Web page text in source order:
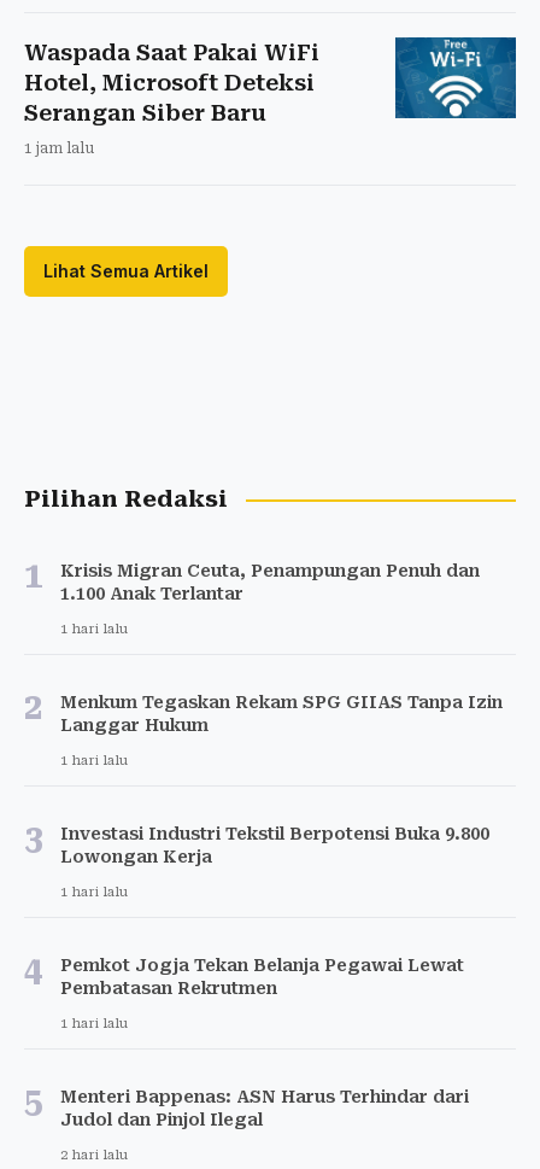
Waspada Saat Pakai WiFi
Hotel, Microsoft Deteksi
Serangan Siber Baru
1 jam lalu
Lihat Semua Artikel
Pilihan Redaksi
1
Krisis Migran Ceuta, Penampungan Penuh dan
1.100 Anak Terlantar
1 hari lalu
2
Menkum Tegaskan Rekam SPG GIIAS Tanpa Izin
Langgar Hukum
1 hari lalu
3
Investasi Industri Tekstil Berpotensi Buka 9.800
Lowongan Kerja
1 hari lalu
4
Pemkot Jogja Tekan Belanja Pegawai Lewat
Pembatasan Rekrutmen
1 hari lalu
5
Menteri Bappenas: ASN Harus Terhindar dari
Judol dan Pinjol Ilegal
2 hari lalu